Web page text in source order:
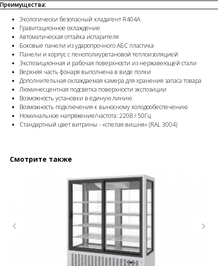
Преимущества:
Экологически безопасный хладагент R404A
Гравитационное охлаждение
Автоматическая оттайка испарителя
Боковые панели из ударопрочного АБС пластика
Панели и корпус с пенополиуретановой теплоизоляцией
Экспозиционная и рабочая поверхности из нержавеющей стали
Верхняя часть фонаря выполнена в виде полки
Дополнительная охлаждаемая камера для хранения запаса товара
Люминесцентная подсветка поверхности экспозиции
Возможность установки в единую линию
Возможность подключения к выносному холодообеспечению
Номинальное напряжение/частота: 220В / 50Гц
Стандартный цвет витрины - «спелая вишня» (RAL 3004)
Смотрите также